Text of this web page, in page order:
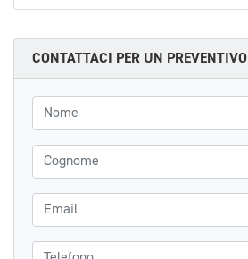
CONTATTACI PER UN PREVENTIVO
Nome
Cognome
Email
Telefono